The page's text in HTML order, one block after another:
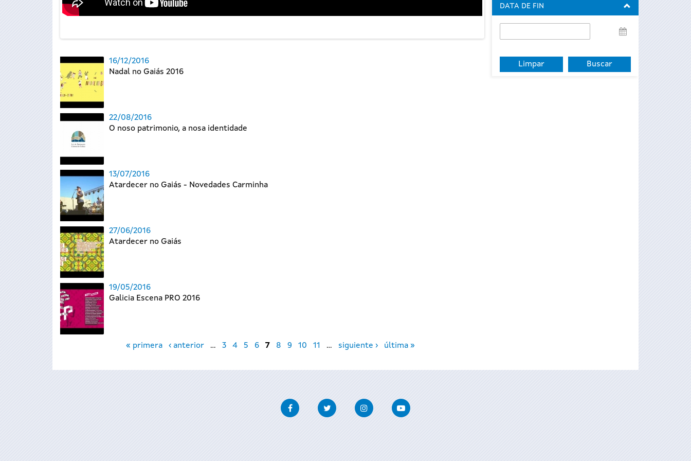
16/12/2016
Nadal no Gaiás 2016
22/08/2016
O noso patrimonio, a nosa identidade
13/07/2016
Atardecer no Gaiás - Novedades Carminha
27/06/2016
Atardecer no Gaiás
19/05/2016
Galicia Escena PRO 2016
« primera ‹ anterior … 3 4 5 6 7 8 9 10 11 … siguiente › última »
DATA DE FIN
de
FacebookTwitter InstagramYoutube